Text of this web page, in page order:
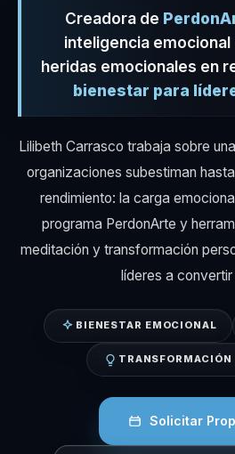
Creadora de
inteligencia
heridas emocionales en
bienestar para
Lilibeth Carrasco trabaja sobre
organizaciones subestiman
rendimiento: la carga
programa PerdonArte y
meditación y transformación
líderes a
BIENESTAR EMOCIONAL
TRANSFORMACIÓN
Solicitar